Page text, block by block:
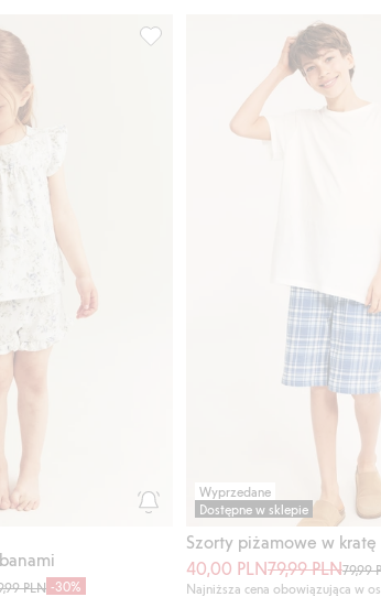
PLN -30%
Piżama w kwiatki, z falbanami,
Wyprzedane
Dostępne w sklepie
Szorty piżamowe w kratę
40,00 PLN79,99 PLN79,99
Najniższa cena obowiązująca w